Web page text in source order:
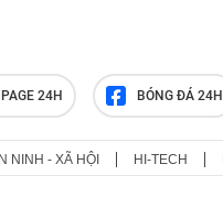
24H BÓNG ĐÁ 24H
NINH - XÃ HỘI HI-TECH